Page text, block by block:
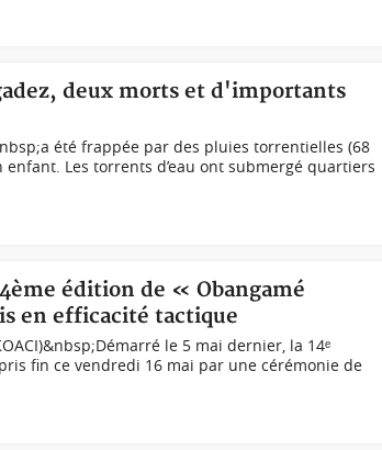
deux morts et d'importants
été frappée par des pluies torrentielles (68
enfant. Les torrents d’eau ont submergé quartiers
édition de « Obangamé
en efficacité tactique
le 5 mai dernier, la 14ᵉ
fin ce vendredi 16 mai par une cérémonie de